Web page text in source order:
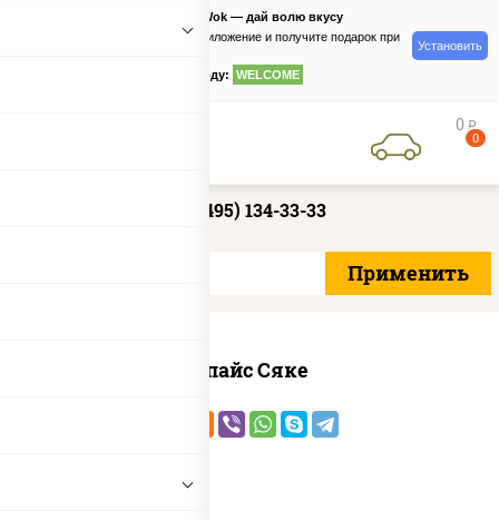
PizzaSushiWok — дай волю вкусу
Скачайте приложение и получите подарок при
по промокоду: WELCOME
Установить
0 руб
0
+7 (495) 134-33-33
Спайс Сяке